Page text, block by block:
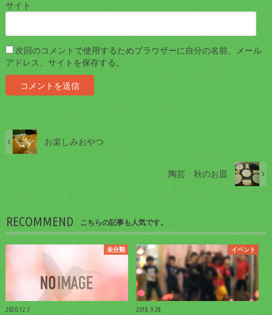
サイト
次回のコメントで使用するためブラウザーに自分の名前、メール
アドレス、サイトを保存する。
お楽しみおやつ
陶芸 秋のお皿
RECOMMEND こちらの記事も人気です。
未分類
2020.12.7
イベント
2018.9.28